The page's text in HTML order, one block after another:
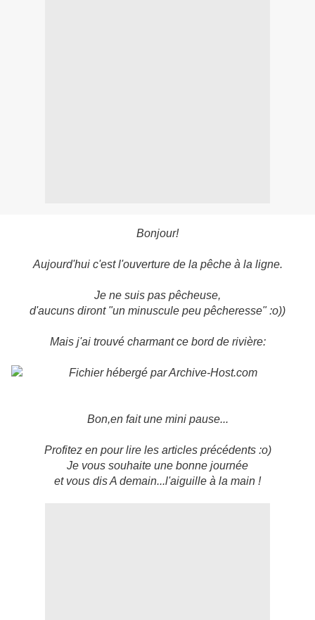
Bonjour!
Aujourd'hui c'est l'ouverture de la pêche à la ligne.
Je ne suis pas pêcheuse,
d'aucuns diront "un minuscule peu pêcheresse" :o))
Mais j'ai trouvé charmant ce bord de rivière:
Bon,en fait une mini pause...
Profitez en pour lire les articles précédents :o)
Je vous souhaite une bonne journée
et vous dis A demain...l'aiguille à la main !